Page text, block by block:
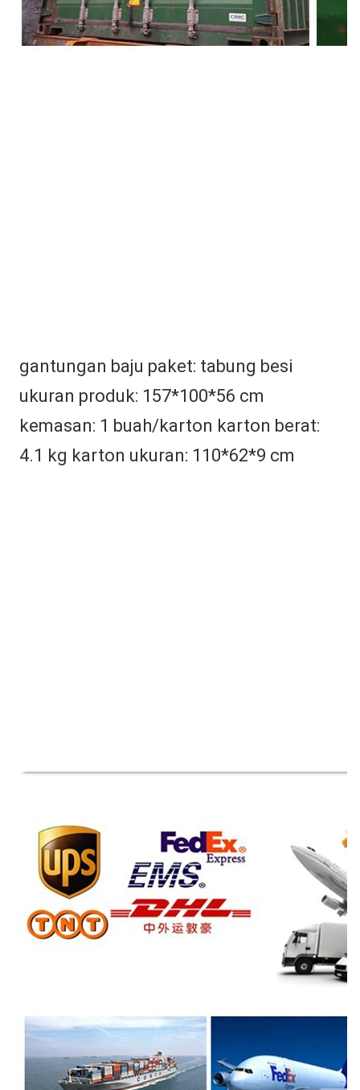
gantungan baju paket: tabung besi
ukuran produk: 157*100*56 cm
kemasan: 1 buah/karton karton berat:
4.1 kg karton ukuran: 110*62*9 cm